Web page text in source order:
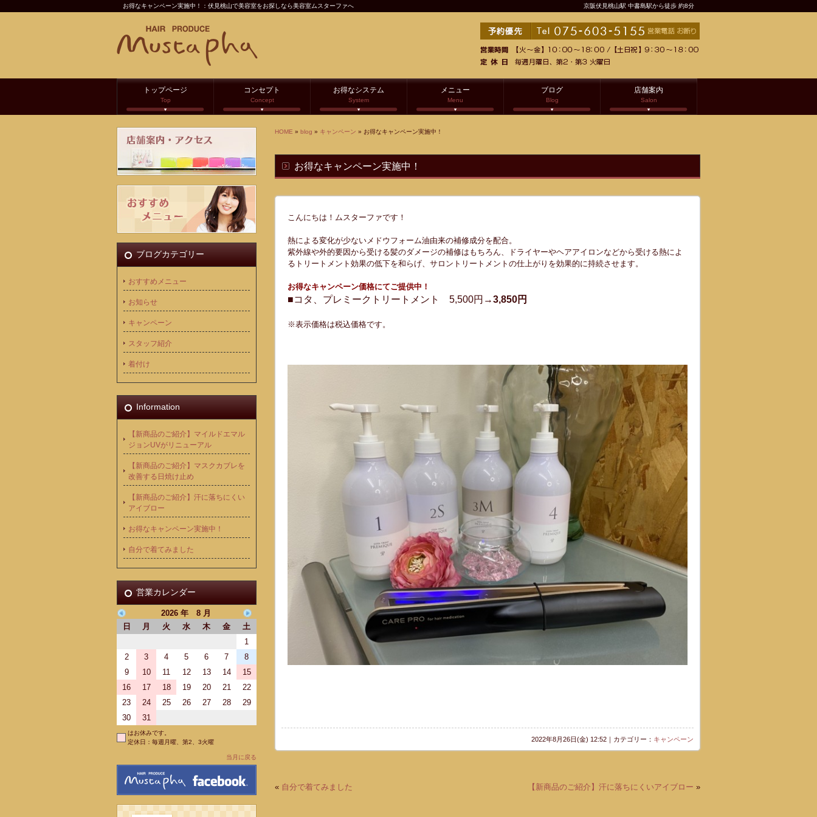
お得なキャンペーン実施中！：伏見桃山で美容室をお探しなら美容室ムスターファへ 京阪伏見桃山駅 中書島駅から徒歩 約8分
トップページ
Top
コンセプト
Concept
お得なシステム
System
メニュー
Menu
ブログ
Blog
店舗案内
Salon
HOME » blog » キャンペーン » お得なキャンペーン実施中！
お得なキャンペーン実施中！
こんにちは！ムスターファです！
熱による変化が少ないメドウフォーム油由来の補修成分を配合。
紫外線や外的要因から受ける髪のダメージの補修はもちろん、ドライヤーやヘアアイロンなどから受ける熱によ
るトリートメント効果の低下を和らげ、サロントリートメントの仕上がりを効果的に持続させます。
お得なキャンペーン価格にてご提供中！
■コタ、プレミークトリートメント 5,500円→3,850円
※表示価格は税込価格です。
2022年8月26日(金) 12:52｜カテゴリー： キャンペーン
« 自分で着てみました 【新商品のご紹介】汗に落ちにくいアイブロー »
ブログカテゴリー
おすすめメニュー
お知らせ
キャンペーン
スタッフ紹介
着付け
Information
【新商品のご紹介】マイルドエマル
ジョンUVがリニューアル
【新商品のご紹介】マスクカブレを
改善する日焼け止め
【新商品のご紹介】汗に落ちにくい
アイブロー
お得なキャンペーン実施中！
自分で着てみました
営業カレンダー
2026 年 8 月
日
月 火 水 木 金
土
1
2
3 4 5 6 7
8
9
10 11 12 13 14
15
16
17 18 19 20 21
22
23
24 25 26 27 28
29
30
31
はお休みです。
定休日：毎週月曜、第2、3火曜
当月に戻る